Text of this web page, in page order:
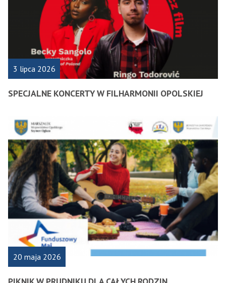
3 lipca 2026
SPECJALNE KONCERTY W FILHARMONII OPOLSKIEJ
20 maja 2026